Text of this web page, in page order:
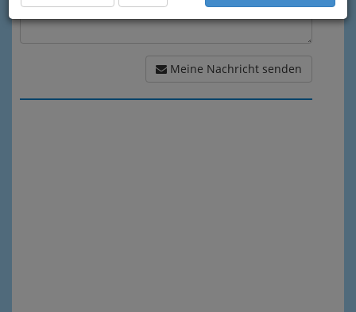
Meine Nachricht senden